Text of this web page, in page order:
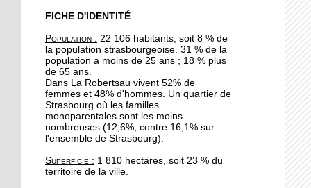
Avec l'atelier "à vos
binettes", on nourrit le sol
sans produits chimiques
10 octobre 2018
Initier les seniors aux
cosmétiques naturels
10 octobre 2018
débarque à l'Escale
FICHE D'IDENTITÉ
Population : 22 106 habitants, soit 8 % de
la population strasbourgeoise. 31 % de la
population a moins de 25 ans ; 18 % plus
de 65 ans.
Dans La Robertsau vivent 52% de
femmes et 48% d'hommes. Un quartier de
Strasbourg où les familles
monoparentales sont les moins
nombreuses (12,6%, contre 16,1% sur
l'ensemble de Strasbourg).
Superficie : 1 810 hectares, soit 23 % du
territoire de la ville.